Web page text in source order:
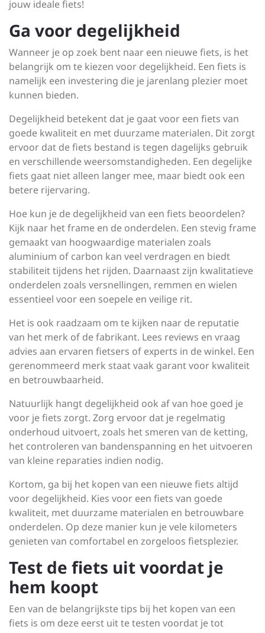
jouw ideale fiets!
Ga voor degelijkheid
Wanneer je op zoek bent naar een nieuwe fiets, is het
belangrijk om te kiezen voor degelijkheid. Een fiets is
namelijk een investering die je jarenlang plezier moet
kunnen bieden.
Degelijkheid betekent dat je gaat voor een fiets van
goede kwaliteit en met duurzame materialen. Dit zorgt
ervoor dat de fiets bestand is tegen dagelijks gebruik
en verschillende weersomstandigheden. Een degelijke
fiets gaat niet alleen langer mee, maar biedt ook een
betere rijervaring.
Hoe kun je de degelijkheid van een fiets beoordelen?
Kijk naar het frame en de onderdelen. Een stevig frame
gemaakt van hoogwaardige materialen zoals
aluminium of carbon kan veel verdragen en biedt
stabiliteit tijdens het rijden. Daarnaast zijn kwalitatieve
onderdelen zoals versnellingen, remmen en wielen
essentieel voor een soepele en veilige rit.
Het is ook raadzaam om te kijken naar de reputatie
van het merk of de fabrikant. Lees reviews en vraag
advies aan ervaren fietsers of experts in de winkel. Een
gerenommeerd merk staat vaak garant voor kwaliteit
en betrouwbaarheid.
Natuurlijk hangt degelijkheid ook af van hoe goed je
voor je fiets zorgt. Zorg ervoor dat je regelmatig
onderhoud uitvoert, zoals het smeren van de ketting,
het controleren van bandenspanning en het uitvoeren
van kleine reparaties indien nodig.
Kortom, ga bij het kopen van een nieuwe fiets altijd
voor degelijkheid. Kies voor een fiets van goede
kwaliteit, met duurzame materialen en betrouwbare
onderdelen. Op deze manier kun je vele kilometers
genieten van comfortabel en zorgeloos fietsplezier.
Test de fiets uit voordat je
hem koopt
Een van de belangrijkste tips bij het kopen van een
fiets is om deze eerst uit te testen voordat je tot